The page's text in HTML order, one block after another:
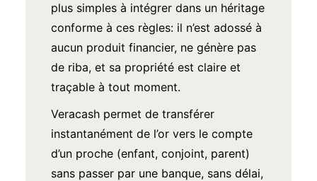
plus simples à intégrer dans un héritage
conforme à ces règles: il n’est adossé à
aucun produit financier, ne génère pas
de riba, et sa propriété est claire et
traçable à tout moment.
Veracash permet de transférer
instantanément de l’or vers le compte
d’un proche (enfant, conjoint, parent)
sans passer par une banque, sans délai,